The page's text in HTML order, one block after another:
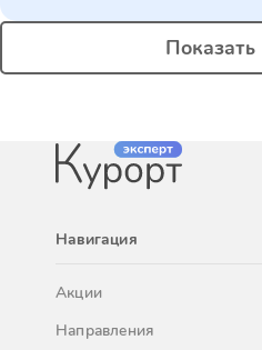
Навигация
Акции
Направления